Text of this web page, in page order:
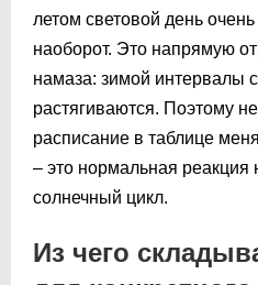
летом световой день
наоборот. Это напрямую
намаза: зимой интервалы
растягиваются. Поэтому
расписание в таблице
– это нормальная
солнечный цикл.
Из чего